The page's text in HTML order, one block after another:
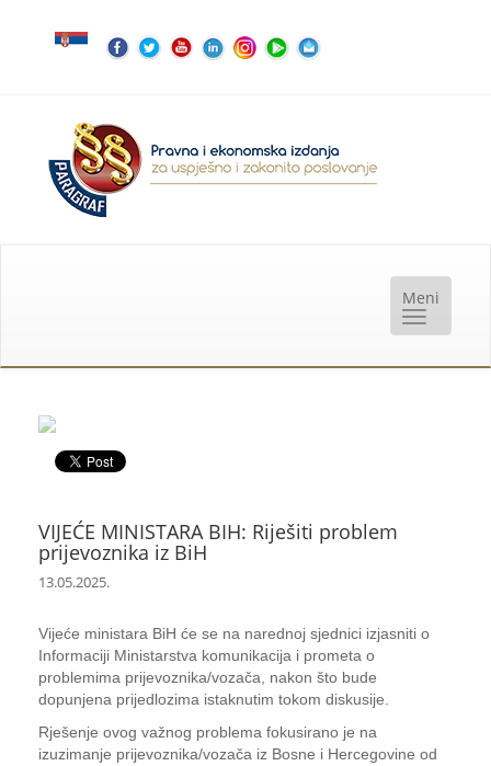
VIJEĆE MINISTARA BIH: Riješiti problem
prijevoznika iz BiH
13.05.2025.
Vijeće ministara BiH će se na narednoj sjednici izjasniti o
Informaciji Ministarstva komunikacija i prometa o
problemima prijevoznika/vozača, nakon što bude
dopunjena prijedlozima istaknutim tokom diskusije.
Rješenje ovog važnog problema fokusirano je na
izuzimanje prijevoznika/vozača iz Bosne i Hercegovine od